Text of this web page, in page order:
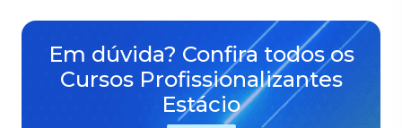
Em dúvida? Confira todos os
Cursos Profissionalizantes
Estácio